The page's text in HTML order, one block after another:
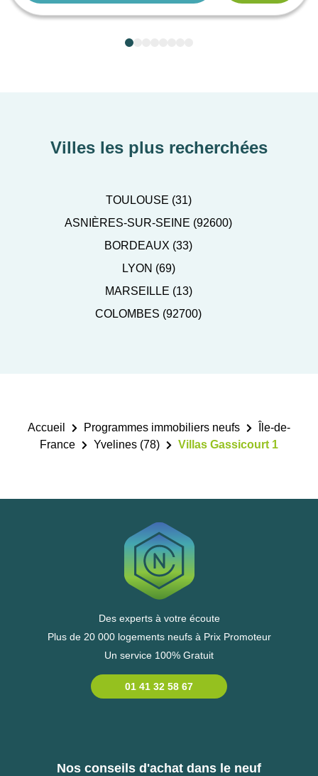
Villes les plus recherchées
TOULOUSE (31)
ASNIÈRES-SUR-SEINE (92600)
BORDEAUX (33)
LYON (69)
MARSEILLE (13)
COLOMBES (92700)
Accueil Programmes immobiliers neufs
Île-de-
France
Yvelines (78) Villas Gassicourt 1
Des experts à votre écoute
Plus de 20 000 logements neufs à Prix Promoteur
Un service 100% Gratuit
01 41 32 58 67
Nos conseils d'achat dans le neuf